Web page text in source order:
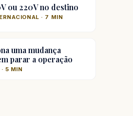
ou 220V no destino
· 7 MIN
uma mudança
parar a operação
5 MIN